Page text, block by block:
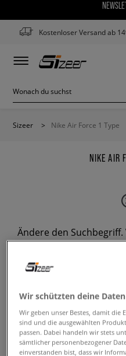
Kostenloser Versand ab
Sizeer > Nike Air Force 1 Type
NIKE AIR
Ändere den
Nike Air Force 1
Wir schützten deine Daten
Wir geben unser Bestes, damit die
sind und die ausgewählten
passen. Dabei handeln wir stets
sämtlicher personenbezogener
einverstanden bist, dass wir